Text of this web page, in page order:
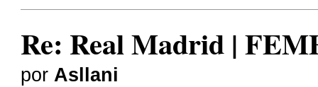
Re: Real Madrid |
porAsllani